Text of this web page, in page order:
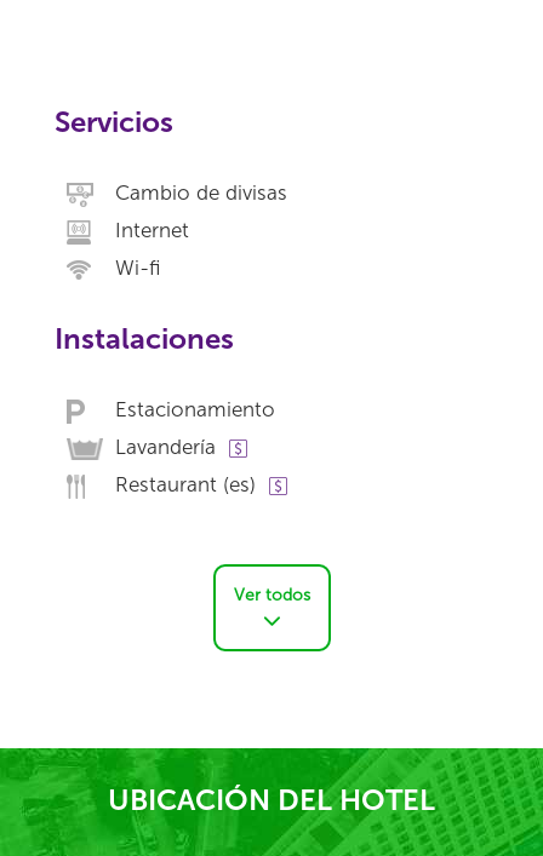
Servicios
Cambio de divisas
Internet
Wi-fi
Instalaciones
Estacionamiento
Lavandería
Restaurant (es)
Ver todos
UBICACIÓN DEL HOTEL